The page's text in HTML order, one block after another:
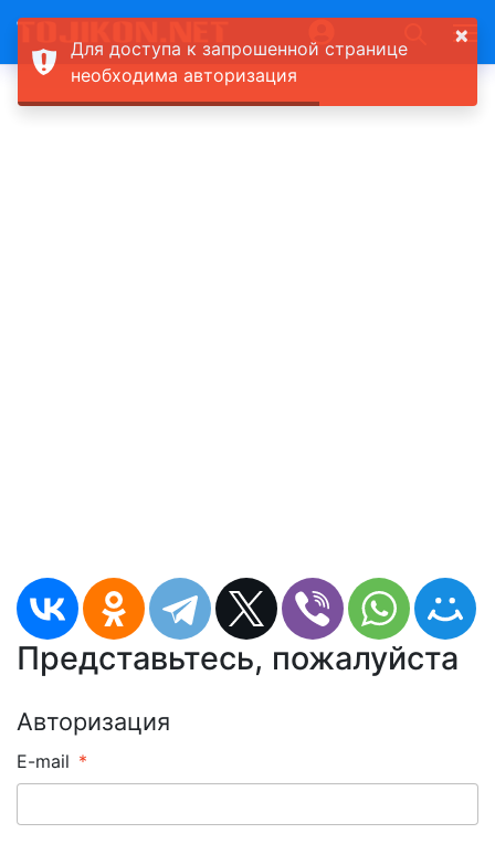
Представьтесь, пожалуйста
Авторизация
E-mail
×
Для доступа к запрошенной странице
необходима авторизация